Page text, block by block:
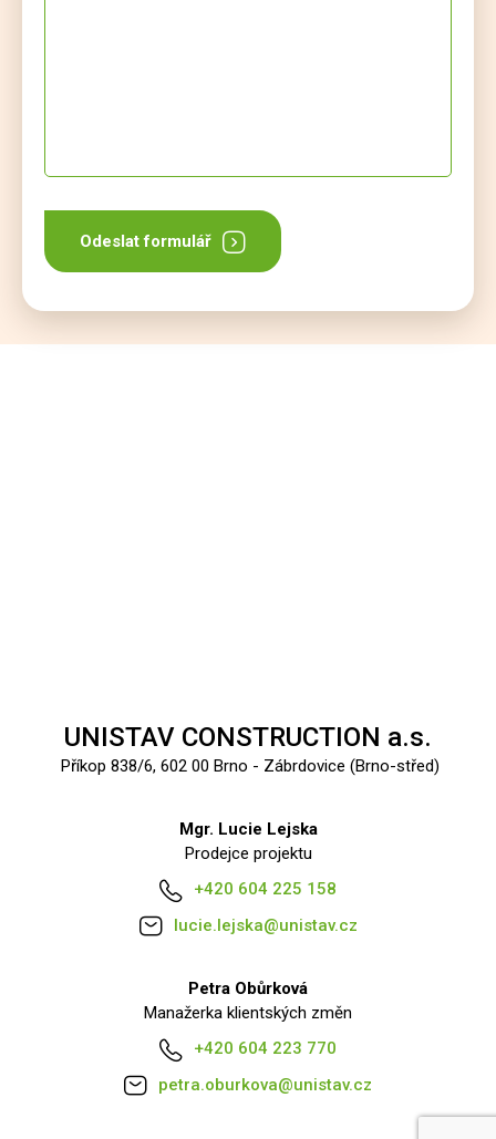
Odeslat formulář
UNISTAV CONSTRUCTION a.s.
Příkop 838/6, 602 00 Brno - Zábrdovice (Brno-střed)
Mgr. Lucie Lejska
Prodejce projektu
+420 604 225 158
lucie.lejska@unistav.cz
Petra Obůrková
Manažerka klientských změn
+420 604 223 770
petra.oburkova@unistav.cz